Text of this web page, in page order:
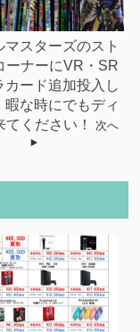
マスターズのスト
ーナーにVR・SR
カード追加投入し
暇な時にでもディ
てください！
次へ